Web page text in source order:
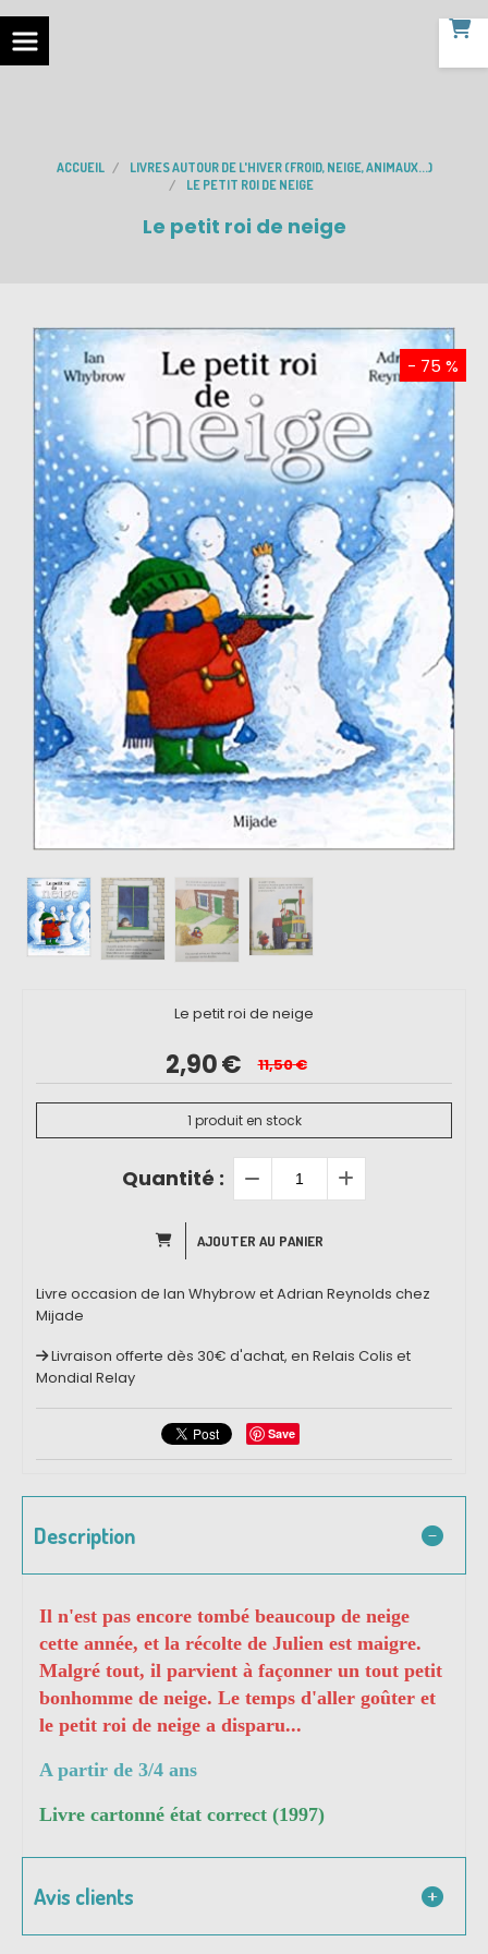
ACCUEIL
LIVRES AUTOUR DE L'HIVER (FROID, NEIGE, ANIMAUX...)
LE PETIT ROI DE NEIGE
Le petit roi de neige
- 75 %
Le petit roi de neige
2,90€ 11,50€
1 produit en stock
Quantité :
AJOUTER AU PANIER
Livre occasion de Ian Whybrow et Adrian Reynolds chez
Mijade
Livraison offerte dès 30€ d'achat, en Relais Colis et
Mondial Relay
Save
Description
Il n'est pas encore tombé beaucoup de neige
cette année, et la récolte de Julien est maigre.
Malgré tout, il parvient à façonner un tout petit
bonhomme de neige. Le temps d'aller goûter et
le petit roi de neige a disparu...
A partir de 3/4 ans
Livre cartonné état correct (1997)
Avis clients